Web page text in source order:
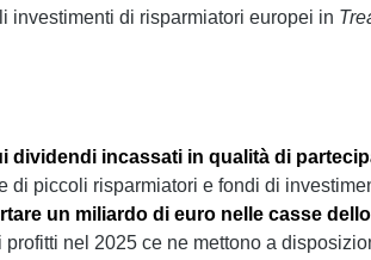
investimenti di risparmiatori europei in
dividendi incassati in qualità di
di piccoli risparmiatori e fondi di
un miliardo di euro nelle casse
profitti nel 2025 ce ne mettono a